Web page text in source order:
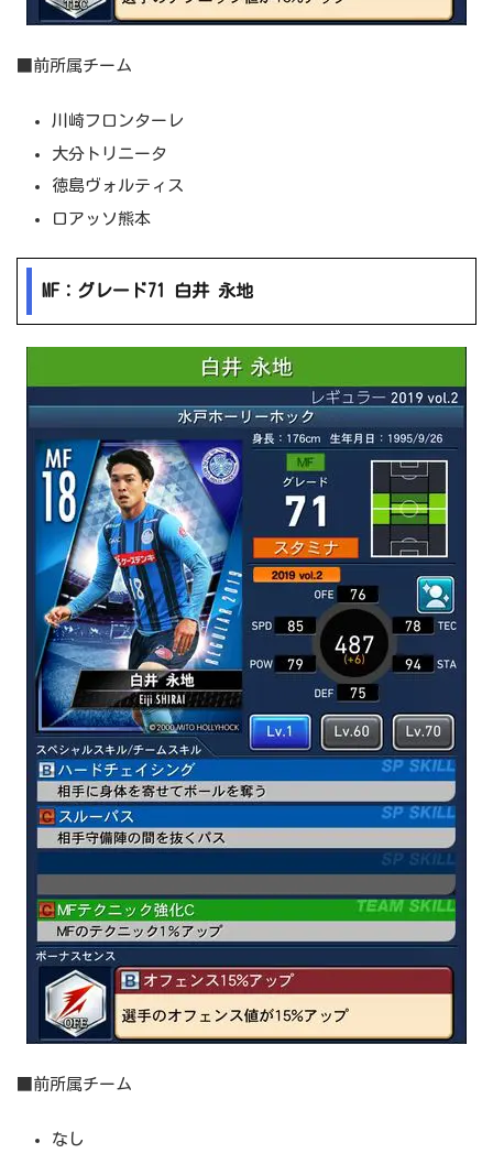
■前所属チーム
川崎フロンターレ
大分トリニータ
徳島ヴォルティス
ロアッソ熊本
MF：グレード71 白井 永地
■前所属チーム
なし